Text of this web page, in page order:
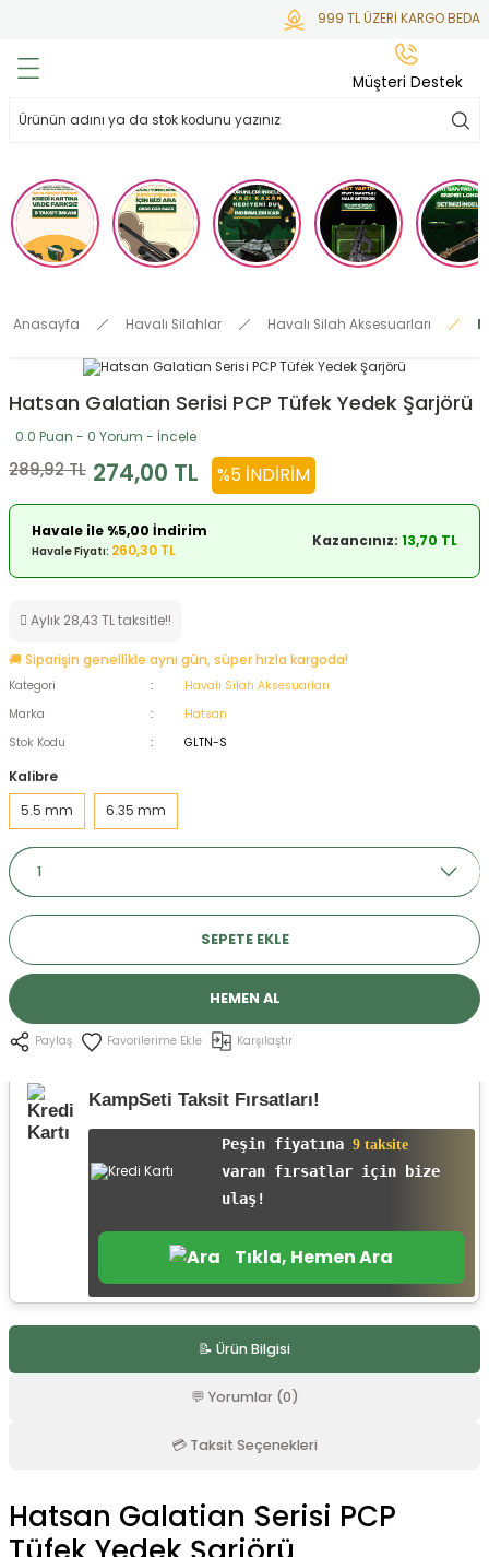
999 TL ÜZERİ KARGO BEDAVA
Mermisi
Tabure
Anasayfa Havalı Silahlar Havalı Silah Aksesuarları
Hatsan Galatian Serisi PCP Tüfek Yedek Şarjörü
0.0 Puan - 0 Yorum - İncele
289,92 TL 274,00 TL %5 İNDIRIM
Havale ile %5,00 İndirim
Havale Fiyatı: 260,30 TL
Kazancınız: 13,70 TL
Aylık 28,43 TL taksitle!!
🚚 Siparişin genellikle aynı gün, süper hızla kargoda!
Kategori
Havalı Silah Aksesuarları
Marka
Hatsan
Stok Kodu
GLTN-S
Kalibre
5.5 mm
6.35 mm
SEPETE EKLE
HEMEN AL
Paylaş Karşılaştır
KampSeti Taksit Fırsatları!
Peşin fiyatına 9 taksite
varan fırsatlar için bize
ulaş!
Tıkla, Hemen Ara
📝 Ürün Bilgisi
💬 Yorumlar (0)
💳 Taksit Seçenekleri
Hatsan Galatian Serisi PCP